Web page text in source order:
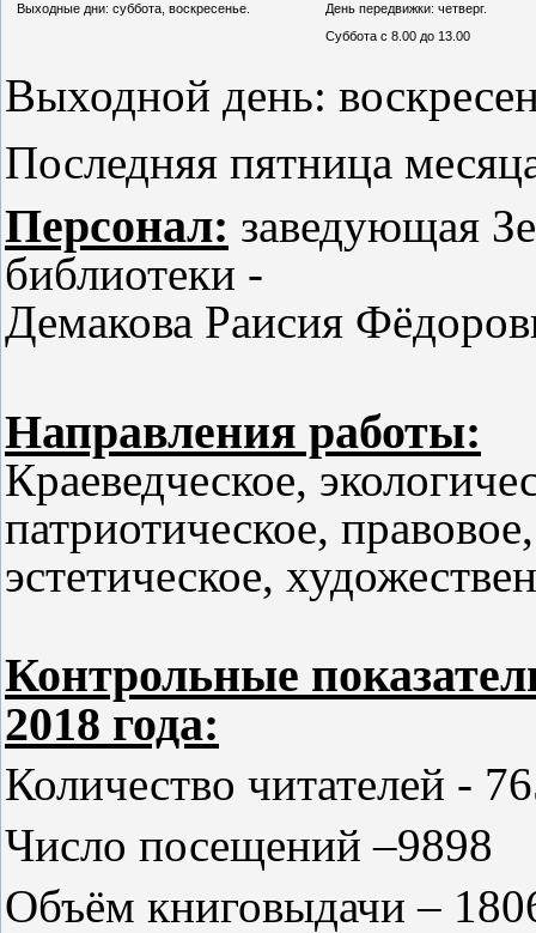
Выходные дни: суббота, воскресенье.
День передвижки: четверг.
Суббота с 8.00 до 13.00
Выходной день:
Последняя пятница
Персонал: заведующая
библиотеки -
Демакова Раисия
Направления работы:
Краеведческое,
патриотическое,
эстетическое,
Контрольные
2018 года:
Количество читателей -
Число посещений –9898
Объём книговыдачи –